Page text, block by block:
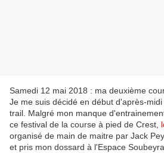
Samedi 12 mai 2018 : ma deuxième
Je me suis décidé en début d'après-
trail. Malgré mon manque
ce festival de la course à pied de Crest,
organisé de main de maitre par Jack
et pris mon dossard à l'Espace